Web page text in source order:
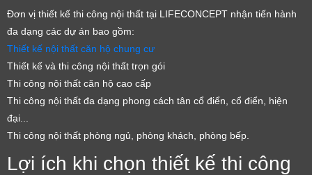
Đơn vị thiết kế thi công nội thất tại LIFECONCEPT nhận tiến hành
đa dạng các dự án bao gồm:
Thiết kế nội thất căn hộ chung cư
Thiết kế và thi công nội thất trọn gói
Thi công nội thất căn hộ cao cấp
Thi công nội thất đa dạng phong cách tân cổ điển, cổ điển, hiện
đại...
Thi công nội thất phòng ngủ, phòng khách, phòng bếp.
Lợi ích khi chọn thiết kế thi công